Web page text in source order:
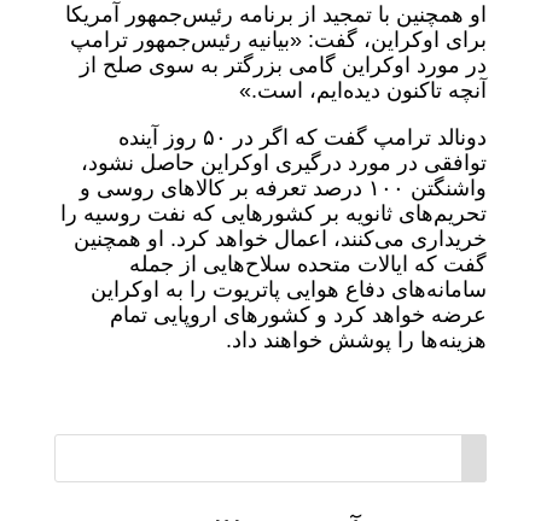
او همچنین با تمجید از برنامه رئیس‌جمهور آمریکا
برای اوکراین، گفت: «بیانیه رئیس‌جمهور ترامپ
در مورد اوکراین گامی بزرگتر به سوی صلح از
آنچه تاکنون دیده‌ایم، است.»
دونالد ترامپ گفت که اگر در ۵۰ روز آینده
توافقی در مورد درگیری اوکراین حاصل نشود،
واشنگتن ۱۰۰ درصد تعرفه بر کالاهای روسی و
تحریم‌های ثانویه بر کشورهایی که نفت روسیه را
خریداری می‌کنند، اعمال خواهد کرد. او همچنین
گفت که ایالات متحده سلاح‌هایی از جمله
سامانه‌های دفاع هوایی پاتریوت را به اوکراین
عرضه خواهد کرد و کشورهای اروپایی تمام
هزینه‌ها را پوشش خواهند داد.